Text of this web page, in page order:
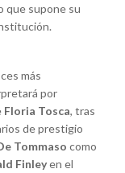
que supone su
más
por
Floria Tosca, tras
de prestigio
Tommaso como
Finleyen el